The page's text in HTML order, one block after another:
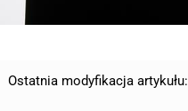
Ostatnia modyfikacja artykułu: